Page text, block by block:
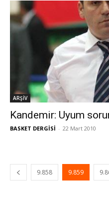
ARŞİV
Kandemir: Uyum
BASKET DERGİSİ - 22 Mart 2010
9.858 9.859